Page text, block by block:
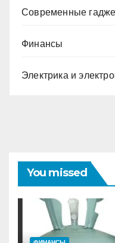
Современные
Финансы
Электрика и
You missed